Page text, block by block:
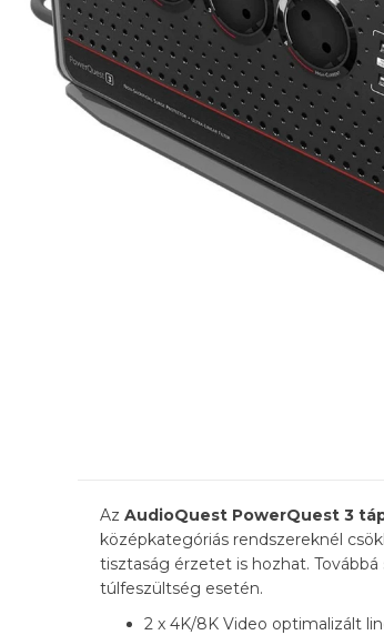
Az AudioQuest PowerQuest 3
középkategóriás rendszereknél
tisztaság érzetet is hozhat.
túlfeszültség esetén.
2 x 4K/8K Video optimalizált